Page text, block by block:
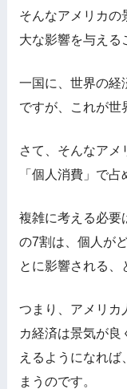
そんなアメリカの
大な影響を与える
一国に、世界の経
ですが、これが世
さて、そんなア
「個人消費」で占
複雑に考える必要
の7割は、個人が
とに影響される、
つまり、アメリカ
カ経済は景気が良
えるようになれば
まうのです。